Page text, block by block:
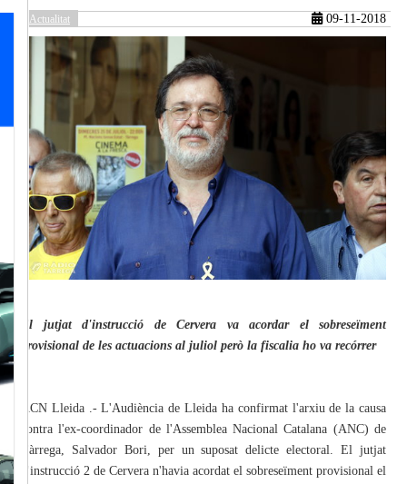
Actualitat 09-11-2018
El jutjat d'instrucció de Cervera va acordar el sobreseïment
provisional de les actuacions al juliol però la fiscalia ho va recórrer
ACN Lleida .- L'Audiència de Lleida ha confirmat l'arxiu de la causa
contra l'ex-coordinador de l'Assemblea Nacional Catalana (ANC) de
Tàrrega, Salvador Bori, per un suposat delicte electoral. El jutjat
d'instrucció 2 de Cervera n'havia acordat el sobreseïment provisional el